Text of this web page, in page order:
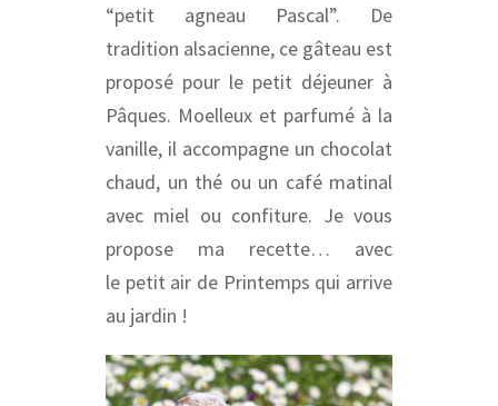
“petit agneau Pascal”. De
tradition alsacienne, ce gâteau est
proposé pour le petit déjeuner à
Pâques. Moelleux et parfumé à la
vanille, il accompagne un chocolat
chaud, un thé ou un café matinal
avec miel ou confiture. Je vous
propose ma recette… avec
le petit air de Printemps qui arrive
au jardin !